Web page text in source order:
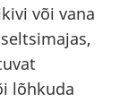
või vana
lõhkuda